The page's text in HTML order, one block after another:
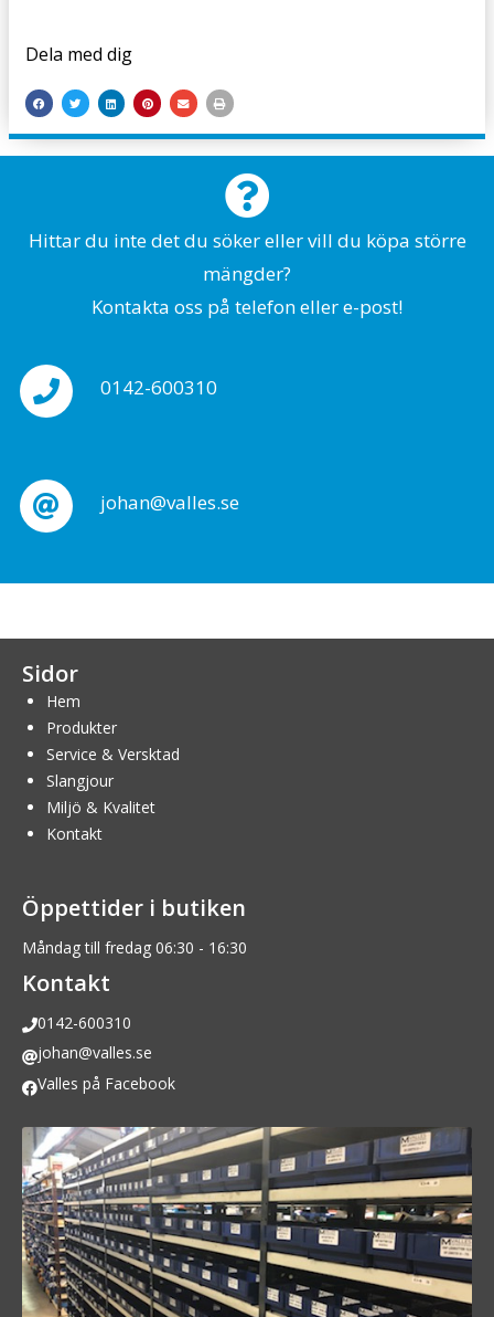
Dela med dig
Hittar du inte det du söker eller vill du köpa större
mängder?
Kontakta oss på telefon eller e-post!
0142-600310
johan@valles.se
Sidor
Hem
Produkter
Service & Versktad
Slangjour
Miljö & Kvalitet
Kontakt
Öppettider i butiken
Måndag till fredag 06:30 - 16:30
Kontakt
0142-600310
johan@valles.se
Valles på Facebook